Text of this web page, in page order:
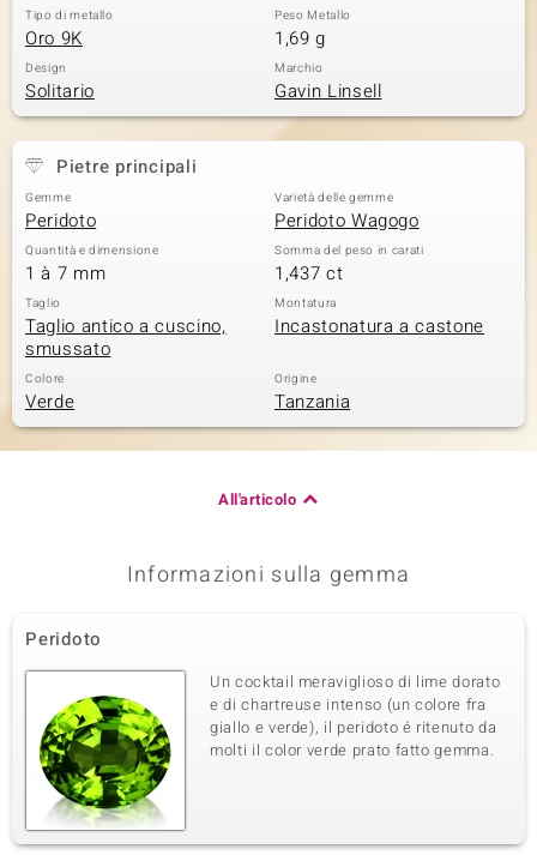
Tipo di metallo
Oro 9K
Peso Metallo
1,69 g
Design
Solitario
Marchio
Gavin Linsell
Pietre principali
Gemme
Peridoto
Varietà delle gemme
Peridoto Wagogo
Quantità e dimensione
1 à 7 mm
Somma del peso in carati
1,437 ct
Taglio
Taglio antico a cuscino,
smussato
Montatura
Incastonatura a castone
Colore
Verde
Origine
Tanzania
All'articolo
Informazioni sulla gemma
Peridoto
Un cocktail meraviglioso di lime dorato
e di chartreuse intenso (un colore fra
giallo e verde), il peridoto é ritenuto da
molti il color verde prato fatto gemma.